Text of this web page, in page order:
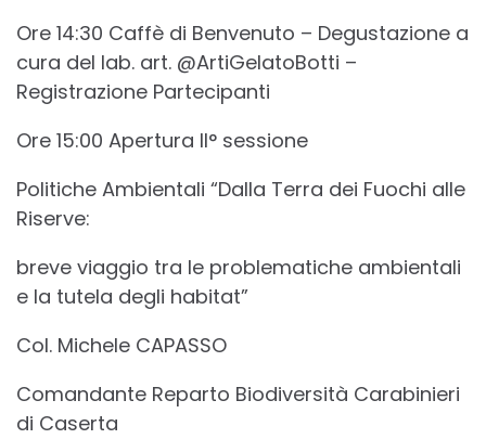
Ore 14:30 Caffè di Benvenuto – Degustazione a
cura del lab. art. @ArtiGelatoBotti –
Registrazione Partecipanti
Ore 15:00 Apertura II° sessione
Politiche Ambientali “Dalla Terra dei Fuochi alle
Riserve:
breve viaggio tra le problematiche ambientali
e la tutela degli habitat”
Col. Michele CAPASSO
Comandante Reparto Biodiversità Carabinieri
di Caserta